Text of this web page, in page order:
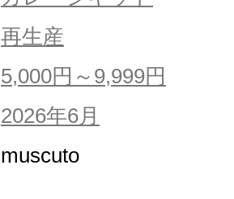
再生産
5,000円～9,999円
2026年6月
muscuto